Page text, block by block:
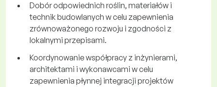
Dobór odpowiednich roślin, materiałów i
technik budowlanych w celu zapewnienia
zrównoważonego rozwoju i zgodności z
lokalnymi przepisami.
Koordynowanie współpracy z inżynierami,
architektami i wykonawcami w celu
zapewnienia płynnej integracji projektów